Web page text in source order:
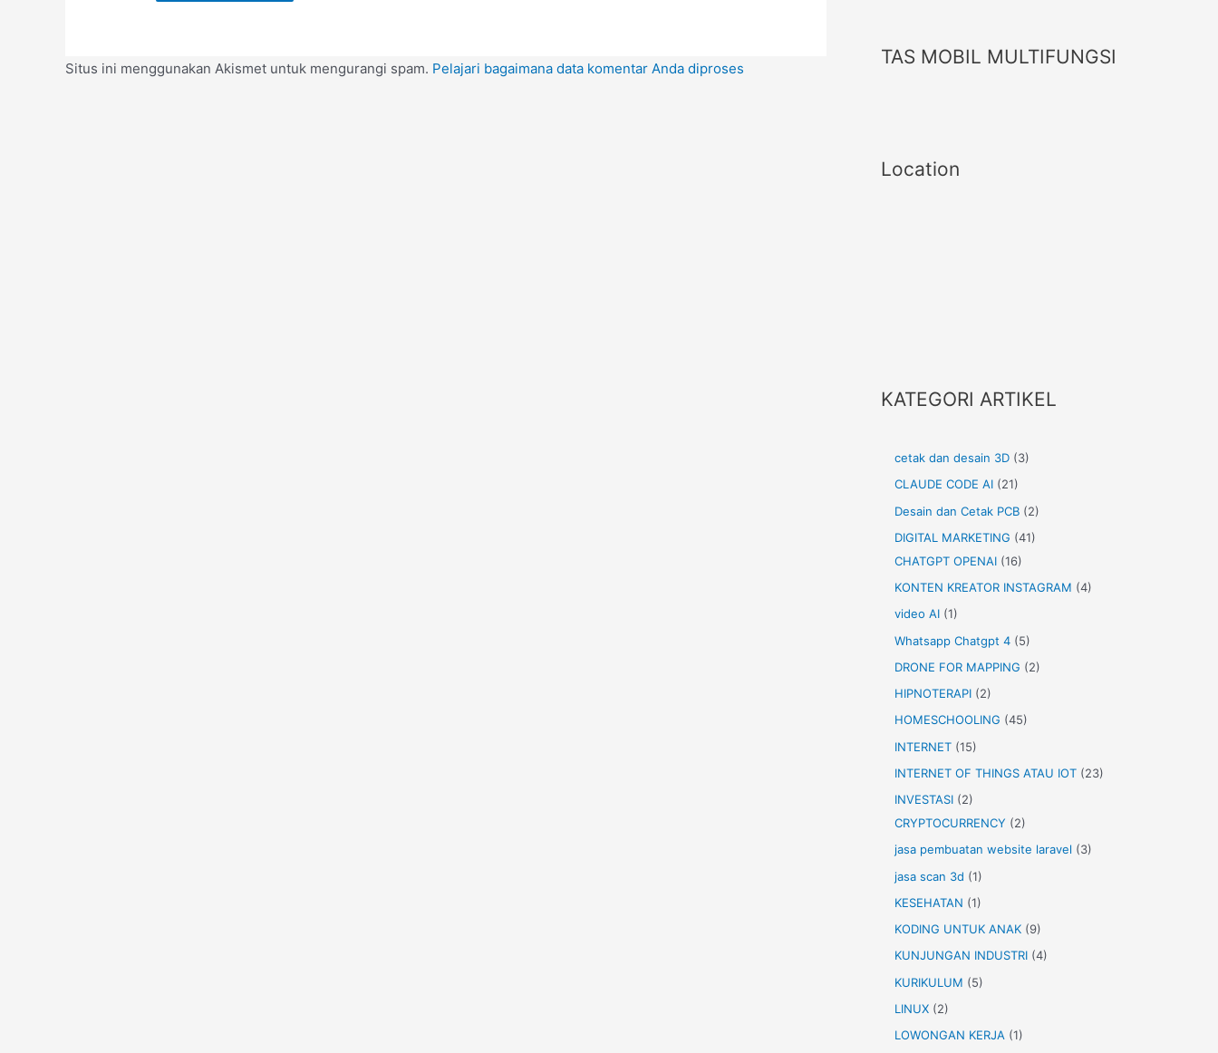
Situs ini menggunakan Akismet untuk mengurangi spam. Pelajari bagaimana data komentar Anda diproses
TAS MOBIL MULTIFUNGSI
Location
KATEGORI ARTIKEL
cetak dan desain 3D (3)
CLAUDE CODE AI (21)
Desain dan Cetak PCB (2)
DIGITAL MARKETING (41)
CHATGPT OPENAI (16)
KONTEN KREATOR INSTAGRAM (4)
video AI (1)
Whatsapp Chatgpt 4 (5)
DRONE FOR MAPPING (2)
HIPNOTERAPI (2)
HOMESCHOOLING (45)
INTERNET (15)
INTERNET OF THINGS ATAU IOT (23)
INVESTASI (2)
CRYPTOCURRENCY (2)
jasa pembuatan website laravel (3)
jasa scan 3d (1)
KESEHATAN (1)
KODING UNTUK ANAK (9)
KUNJUNGAN INDUSTRI (4)
KURIKULUM (5)
LINUX (2)
LOWONGAN KERJA (1)